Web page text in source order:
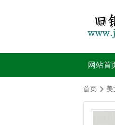
网站首
首页 美